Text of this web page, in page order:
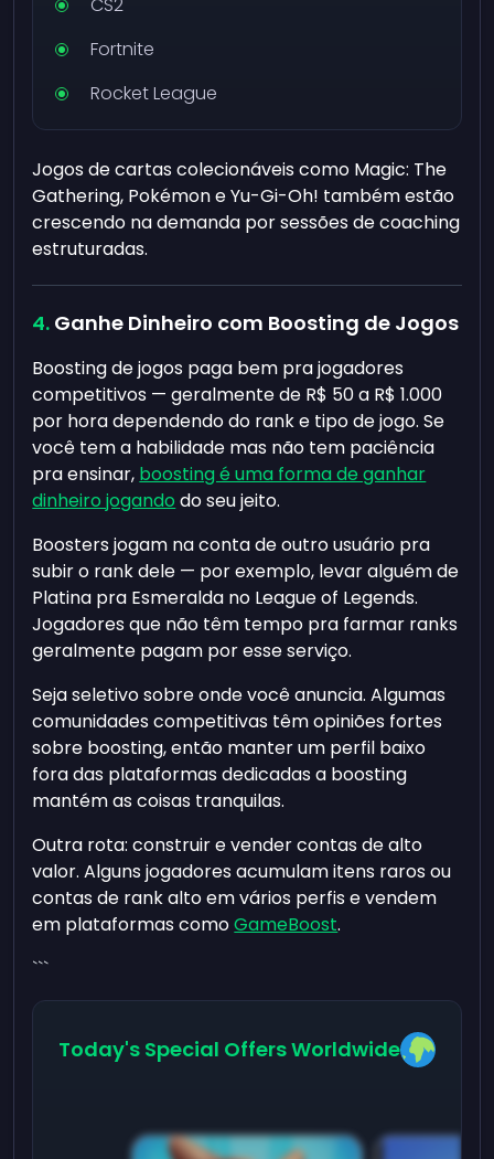
Fortnite
Rocket League
Jogos de cartas colecionáveis como Magic: The
Gathering, Pokémon e Yu-Gi-Oh! também estão
crescendo na demanda por sessões de coaching
estruturadas.
Ganhe Dinheiro com Boosting de Jogos
Boosting de jogos paga bem pra jogadores
competitivos — geralmente de R$ 50 a R$ 1.000
por hora dependendo do rank e tipo de jogo. Se
você tem a habilidade mas não tem paciência
pra ensinar, boosting é uma forma de ganhar
dinheiro jogando do seu jeito.
Boosters jogam na conta de outro usuário pra
subir o rank dele — por exemplo, levar alguém de
Platina pra Esmeralda no League of Legends.
Jogadores que não têm tempo pra farmar ranks
geralmente pagam por esse serviço.
Seja seletivo sobre onde você anuncia. Algumas
comunidades competitivas têm opiniões fortes
sobre boosting, então manter um perfil baixo
fora das plataformas dedicadas a boosting
mantém as coisas tranquilas.
Outra rota: construir e vender contas de alto
valor. Alguns jogadores acumulam itens raros ou
contas de rank alto em vários perfis e vendem
em plataformas comoGameBoost.
```
Today's Special Offers Worldwide